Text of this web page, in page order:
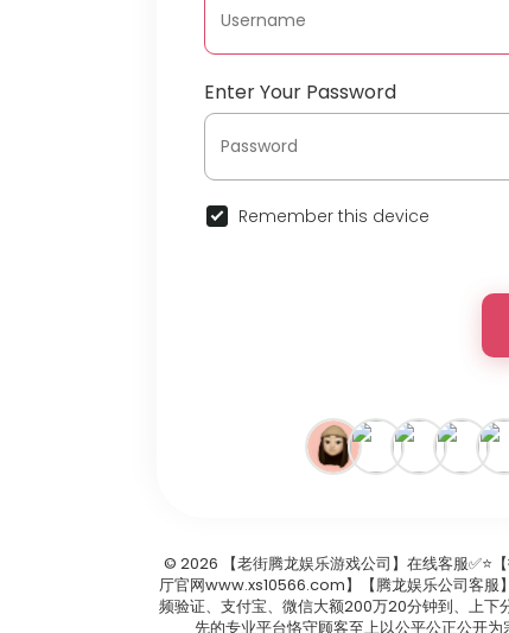
Enter Your Password
Remember this device
© 2026 【老街腾龙娱乐游戏公司】在线客服✅⭐️
厅官网www.xs10566.com】【腾龙娱乐公司客服
频验证、支付宝、微信大额200万20分钟到、上下
先的专业平台恪守顾客至上以公平公正公开为